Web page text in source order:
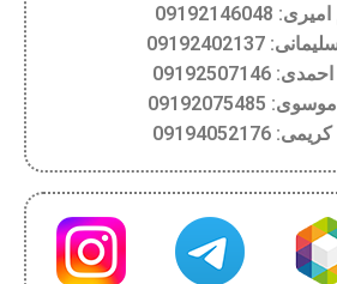
09192146048
09192402137
09192507146
09192075485
09194052176